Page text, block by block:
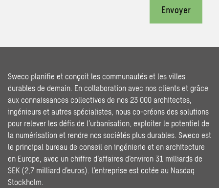
Envoyer
Sweco planifie et conçoit les communautés et les villes
durables de demain. En collaboration avec nos clients et grâce
aux connaissances collectives de nos 23 000 architectes,
ingénieurs et autres spécialistes, nous co-créons des solutions
pour relever les défis de l’urbanisation, exploiter le potentiel de
la numérisation et rendre nos sociétés plus durables. Sweco est
le principal bureau de conseil en ingénierie et en architecture
en Europe, avec un chiffre d’affaires d’environ 31 milliards de
SEK (2,7 milliard d’euros). L’entreprise est cotée au Nasdaq
Stockholm.